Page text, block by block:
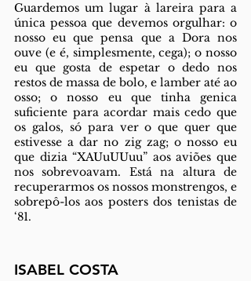
Guardemos um lugar à lareira para a
única pessoa que devemos orgulhar: o
nosso eu que pensa que a Dora nos
ouve (e é, simplesmente, cega); o nosso
eu que gosta de espetar o dedo nos
restos de massa de bolo, e lamber até ao
osso; o nosso eu que tinha genica
suficiente para acordar mais cedo que
os galos, só para ver o que quer que
estivesse a dar no zig zag; o nosso eu
que dizia “XAUuUUuu” aos aviões que
nos sobrevoavam. Está na altura de
recuperarmos os nossos monstrengos, e
sobrepô-los aos posters dos tenistas de
‘81.
ISABEL COSTA